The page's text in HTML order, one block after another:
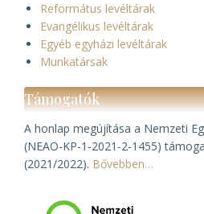
Református levéltárak
Evangélikus levéltárak
Egyéb egyházi levéltárak
Munkatársak
Támogatók
A honlap megújítása a Nemzeti
(NEAO-KP-1-2021-2-1455)
(2021/2022). Bővebben…